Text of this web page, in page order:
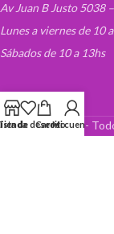
Av Juan B Justo 5038
Lunes a viernes de 10
Sábados de 10 a 13hs
OhMyTienda! -
de deseos
CarritoMi cuenta